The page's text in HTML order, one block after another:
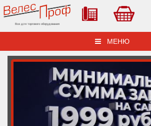
Все для торгового оборудования
МЕНЮ